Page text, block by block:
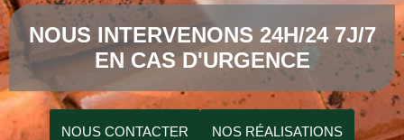
NOUS INTERVENONS 24H/24 7J/7
EN CAS D'URGENCE
NOUS CONTACTER NOS RÉALISATIONS